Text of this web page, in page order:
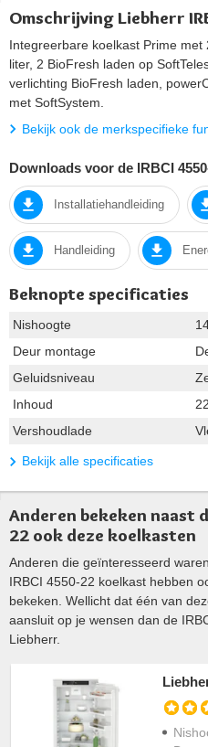
Omschrijving Liebherr
Integreerbare koelkast Prime
liter, 2 BioFresh laden op
verlichting BioFresh laden,
met SoftSystem.
Bekijk ook de merkspecifieke
Downloads voor de IRBCI
Installatiehandleiding
Handleiding
Beknopte specificaties
Nishoogte
Deur montage
Geluidsniveau
Inhoud
Vershoudlade
Bekijk alle specificaties
Anderen bekeken naast
22 ook deze koelkasten
Anderen die geïnteresseerd
IRBCI 4550-22 koelkast hebben
bekeken. Wellicht dat één van
aansluit op je wensen dan de
Liebherr.